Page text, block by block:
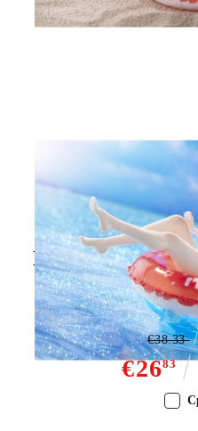
The
Float Girls -
€2683
€38.33